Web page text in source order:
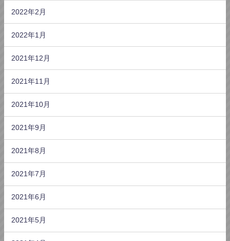
2022年2月
2022年1月
2021年12月
2021年11月
2021年10月
2021年9月
2021年8月
2021年7月
2021年6月
2021年5月